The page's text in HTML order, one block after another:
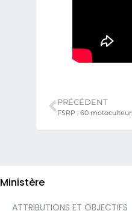
PRÉCÉDENT
Ministère
ATTRIBUTIONS ET OBJECTIFS